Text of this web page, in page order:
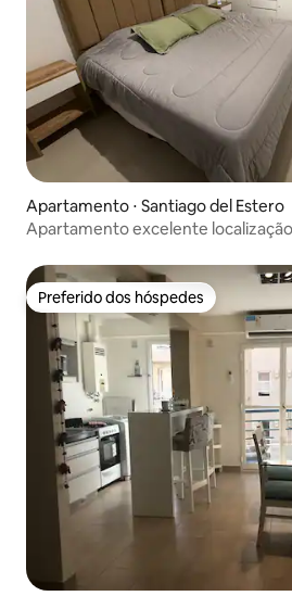
Apartamento ⋅ Santiago del Estero
Apartamento excelente localização
Preferido dos hóspedes
Preferido dos hóspedes